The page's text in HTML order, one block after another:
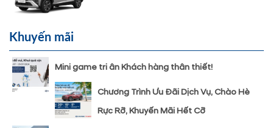
Khuyến mãi
Mini game tri ân Khách hàng thân thiết!
Chương Trình Ưu Đãi Dịch Vụ, Chào Hè
Rực Rỡ, Khuyến Mãi Hết Cỡ